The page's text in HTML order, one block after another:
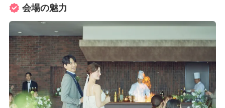
会場の魅力